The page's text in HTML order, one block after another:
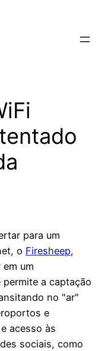
para um
o Firesheep,
um
a captação
no "ar"
e
acesso às
sociais, como